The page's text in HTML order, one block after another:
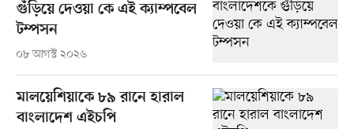
গুঁড়িয়ে দেওয়া কে এই ক্যাম্পবেল
টম্পসন
০৮ আগস্ট ২০২৬
মালয়েশিয়াকে ৮৯ রানে হারাল
বাংলাদেশ এইচপি